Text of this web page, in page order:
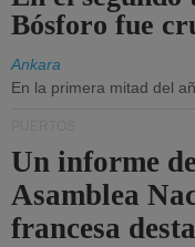
Bósforo fue
Ankara
En la primera mitad del
Un informe
Asamblea
francesa